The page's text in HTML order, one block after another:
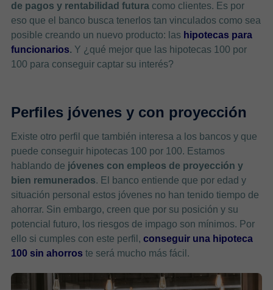
de pagos y rentabilidad futuracomo clientes. Es por
eso que el banco busca tenerlos tan vinculados como sea
posible creando un nuevo producto: las hipotecas para
funcionarios. Y ¿qué mejor que las hipotecas 100 por
100 para conseguir captar su interés?
Perfiles jóvenes y con proyección
Existe otro perfil que también interesa a los bancos y que
puede conseguir hipotecas 100 por 100. Estamos
hablando de jóvenes con empleos de proyección y
bien remunerados. El banco entiende que por edad y
situación personal estos jóvenes no han tenido tiempo de
ahorrar. Sin embargo, creen que por su posición y su
potencial futuro, los riesgos de impago son mínimos. Por
ello si cumples con este perfil, conseguir una hipoteca
100 sin ahorros te será mucho más fácil.